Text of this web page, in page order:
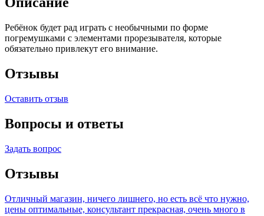
Ребёнок будет рад играть с необычными по форме
погремушками с элементами прорезывателя, которые
обязательно привлекут его внимание.
Отзывы
Оставить отзыв
Вопросы и ответы
Задать вопрос
Отзывы
Отличный магазин, ничего лишнего, но есть всё что нужно,
цены оптимальные, консультант прекрасная, очень много в